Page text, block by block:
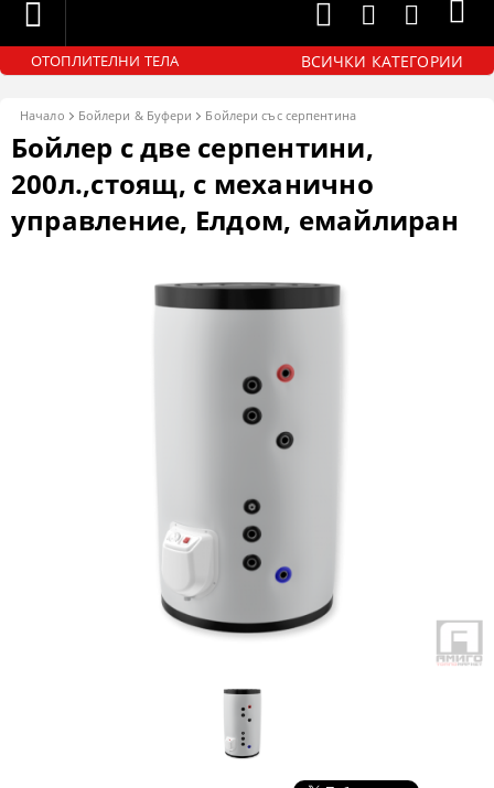
ОТОПЛИТЕЛНИ ТЕЛА ВСИЧКИ КАТЕГОРИИ
Начало Бойлери & Буфери Бойлери със серпентина
Бойлер с две серпентини,
200л.,стоящ, с механично
управление, Елдом, емайлиран